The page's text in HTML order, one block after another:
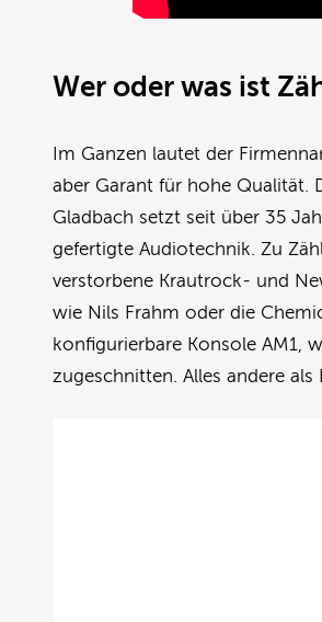
Wer oder was ist
Im Ganzen lautet der
aber Garant für hohe Qualität.
Gladbach setzt seit über 35
gefertigte Audiotechnik. Zu
verstorbene Krautrock- und
wie Nils Frahm oder die
konfigurierbare Konsole AM1,
zugeschnitten. Alles andere als